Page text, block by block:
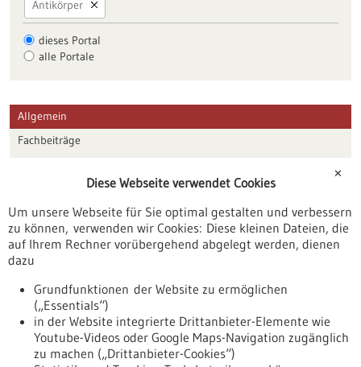
Antikörper
dieses Portal
alle Portale
Allgemein
Fachbeiträge
Veranstaltungen
Erscheinungsdatum
✕
Diese Webseite verwendet Cookies
Um unsere Webseite für Sie optimal gestalten und verbessern
zu können, verwenden wir Cookies: Diese kleinen Dateien, die
auf Ihrem Rechner vorübergehend abgelegt werden, dienen
dazu
Grundfunktionen der Website zu ermöglichen
(„Essentials“)
in der Website integrierte Drittanbieter-Elemente wie
Youtube-Videos oder Google Maps-Navigation zugänglich
zu machen („Drittanbieter-Cookies“)